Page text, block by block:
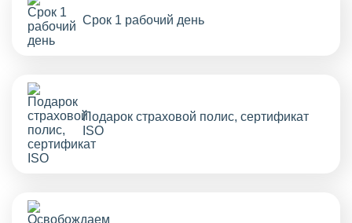
Срок 1 рабочий день
Подарок страховой полис, сертификат
ISO